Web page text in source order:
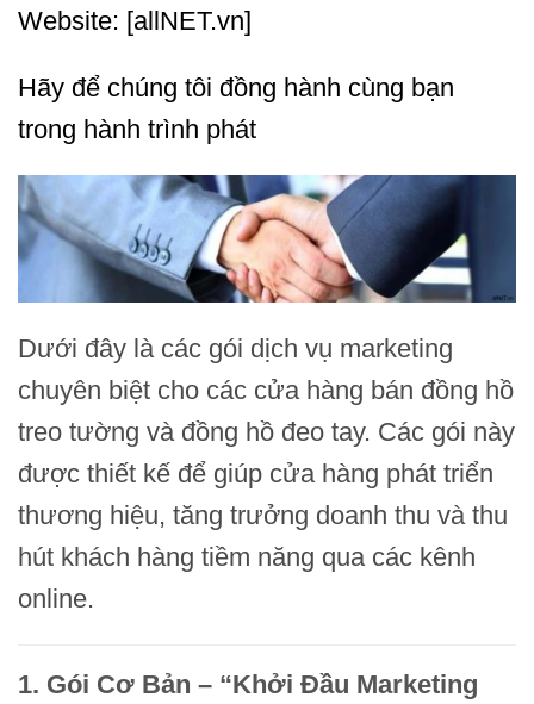
Website: [allNET.vn]
Hãy để chúng tôi đồng hành cùng bạn
trong hành trình phát
Dưới đây là các gói dịch vụ marketing
chuyên biệt cho các cửa hàng bán đồng hồ
treo tường và đồng hồ đeo tay. Các gói này
được thiết kế để giúp cửa hàng phát triển
thương hiệu, tăng trưởng doanh thu và thu
hút khách hàng tiềm năng qua các kênh
online.
1. Gói Cơ Bản – “Khởi Đầu Marketing